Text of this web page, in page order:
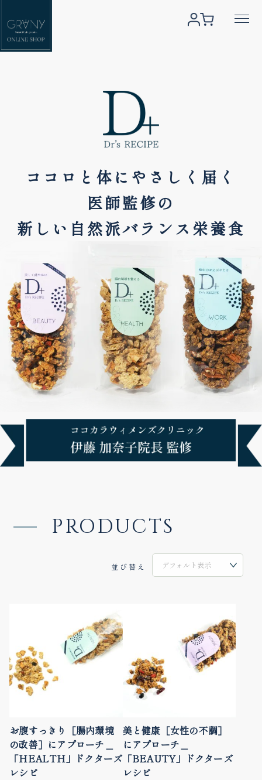
ココロと体にやさしく届く
医師監修の
新しい自然派バランス栄養食
PRODUCTS
並び替え
お腹すっきり［腸内環境
の改善］にアプローチ＿
「HEALTH」ドクターズ
レシピ
美と健康［女性の不調］
にアプローチ＿
「BEAUTY」ドクターズ
レシピ